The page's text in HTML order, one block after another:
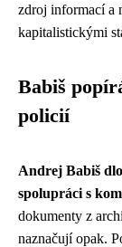
zdroj informací a
kapitalistickými
Babiš
policií
Andrej Babiš
spolupráci s
dokumenty z
naznačují opak.